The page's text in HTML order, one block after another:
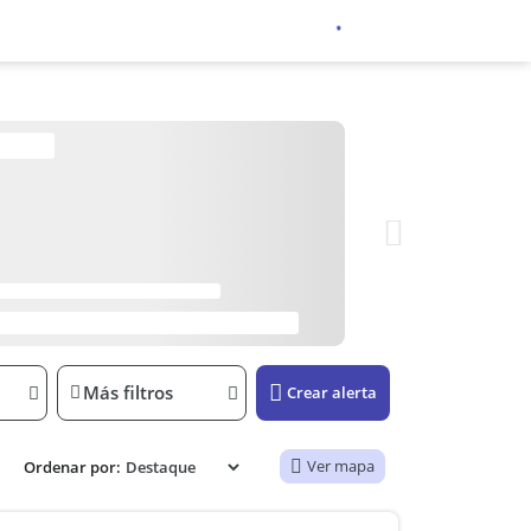
Más filtros Crear alerta
Ordenar por: Ver mapa